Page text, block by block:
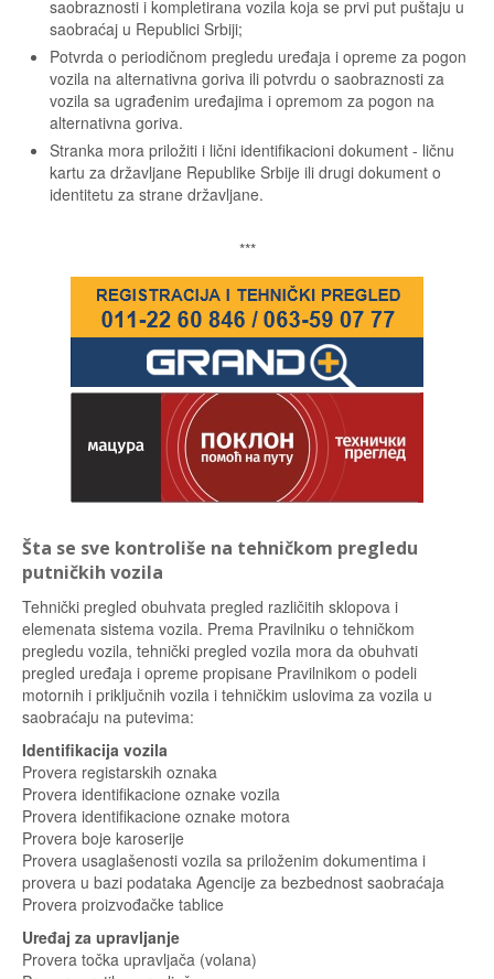
saobraznosti i kompletirana vozila koja se prvi put puštaju u
saobraćaj u Republici Srbiji;
Potvrda o periodičnom pregledu uređaja i opreme za pogon
vozila na alternativna goriva ili potvrdu o saobraznosti za
vozila sa ugrađenim uređajima i opremom za pogon na
alternativna goriva.
Stranka mora priložiti i lični identifikacioni dokument - ličnu
kartu za državljane Republike Srbije ili drugi dokument o
identitetu za strane državljane.
***
Šta se sve kontroliše na tehničkom pregledu
putničkih vozila
Tehnički pregled obuhvata pregled različitih sklopova i
elemenata sistema vozila. Prema Pravilniku o tehničkom
pregledu vozila, tehnički pregled vozila mora da obuhvati
pregled uređaja i opreme propisane Pravilnikom o podeli
motornih i priključnih vozila i tehničkim uslovima za vozila u
saobraćaju na putevima:
Identifikacija vozila
Provera registarskih oznaka
Provera identifikacione oznake vozila
Provera identifikacione oznake motora
Provera boje karoserije
Provera usaglašenosti vozila sa priloženim dokumentima i
provera u bazi podataka Agencije za bezbednost saobraćaja
Provera proizvođačke tablice
Uređaj za upravljanje
Provera točka upravljača (volana)